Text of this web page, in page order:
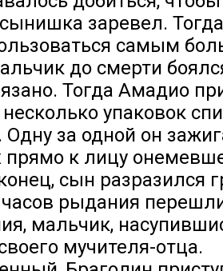
заревел.
самым
до смерти
Тогда Амадио
упаковок
Одну за одной он
прямо к лицу
сын разразился
часов рыдания
мальчик,
мучителя-отца.